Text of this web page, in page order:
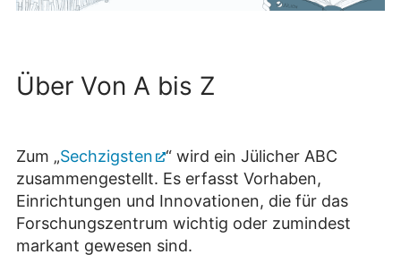
Über Von A bis Z
Zum „Sechzigsten
“ wird ein Jülicher ABC
zusammengestellt. Es erfasst Vorhaben,
Einrichtungen und Innovationen, die für das
Forschungszentrum wichtig oder zumindest
markant gewesen sind.